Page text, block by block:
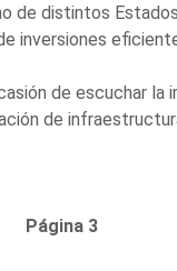
de distintos
inversiones
de escuchar
de
Página 3